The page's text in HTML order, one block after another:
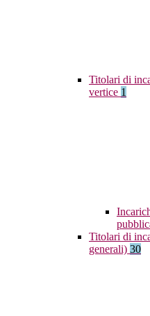
Titolari di
vertice 1
Titolari di
generali) 30